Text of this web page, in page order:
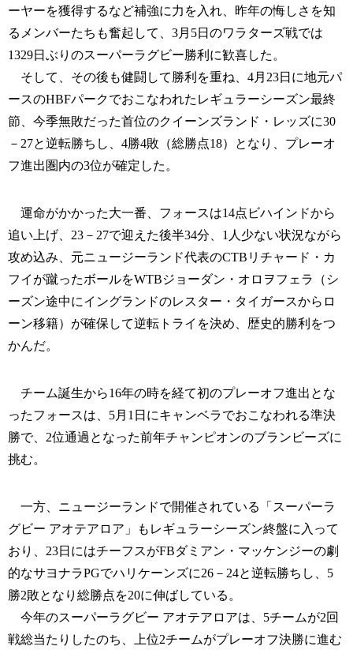
ーヤーを獲得するなど補強に力を入れ、昨年の悔しさを知
るメンバーたちも奮起して、3月5日のワラターズ戦では
1329日ぶりのスーパーラグビー勝利に歓喜した。
そして、その後も健闘して勝利を重ね、4月23日に地元パ
ースのHBFパークでおこなわれたレギュラーシーズン最終
節、今季無敗だった首位のクイーンズランド・レッズに30
－27と逆転勝ちし、4勝4敗（総勝点18）となり、プレーオ
フ進出圏内の3位が確定した。
運命がかかった大一番、フォースは14点ビハインドから
追い上げ、23－27で迎えた後半34分、1人少ない状況ながら
攻め込み、元ニュージーランド代表のCTBリチャード・カ
フイが蹴ったボールをWTBジョーダン・オロヲフェラ（シ
ーズン途中にイングランドのレスター・タイガースからロ
ーン移籍）が確保して逆転トライを決め、歴史的勝利をつ
かんだ。
チーム誕生から16年の時を経て初のプレーオフ進出とな
ったフォースは、5月1日にキャンベラでおこなわれる準決
勝で、2位通過となった前年チャンピオンのブランビーズに
挑む。
一方、ニュージーランドで開催されている「スーパーラ
グビー アオテアロア」もレギュラーシーズン終盤に入って
おり、23日にはチーフスがFBダミアン・マッケンジーの劇
的なサヨナラPGでハリケーンズに26－24と逆転勝ちし、5
勝2敗となり総勝点を20に伸ばしている。
今年のスーパーラグビー アオテアロアは、5チームが2回
戦総当たりしたのち、上位2チームがプレーオフ決勝に進む